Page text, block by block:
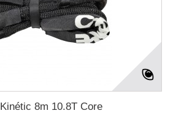
8m 10.8T Core